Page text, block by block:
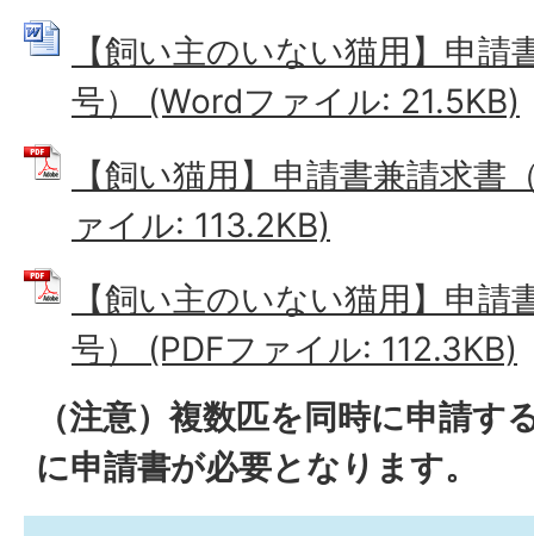
【飼い主のいない猫用】申請
号） (Wordファイル: 21.5KB)
【飼い猫用】申請書兼請求書
ァイル: 113.2KB)
【飼い主のいない猫用】申請
号） (PDFファイル: 112.3KB)
（注意）複数匹を同時に申請す
に申請書が必要となります。